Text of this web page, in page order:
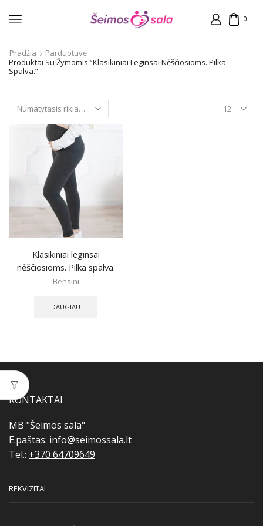
0
Pradžia
Parduotuvė
Produktai Su Žymomis “Klasikiniai Leginsai Nėščiosioms. Pilka
Spalva.”
Products
per
Klasikiniai leginsai
nėščiosioms. Pilka spalva.
Bensini
DAUGIAU
KONTAKTAI
MB "Šeimos sala"
E.paštas: info@seimossala.lt
Tel.: +370 64709649
REKVIZITAI